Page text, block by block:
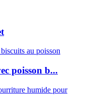
poisson b...